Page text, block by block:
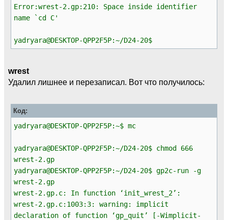
Error:wrest-2.gp:210: Space inside identifier
name `cd C'
yadryara@DESKTOP-QPP2F5P:~/D24-20$
wrest
Удалил лишнее и перезаписал. Вот что получилось:
Код:
yadryara@DESKTOP-QPP2F5P:~$ mc
yadryara@DESKTOP-QPP2F5P:~/D24-20$ chmod 666
wrest-2.gp
yadryara@DESKTOP-QPP2F5P:~/D24-20$ gp2c-run -g
wrest-2.gp
wrest-2.gp.c: In function ‘init_wrest_2’:
wrest-2.gp.c:1003:3: warning: implicit
declaration of function ‘gp_quit’ [-Wimplicit-